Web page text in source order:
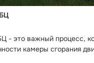
- это важный процесс,
камеры сгорания